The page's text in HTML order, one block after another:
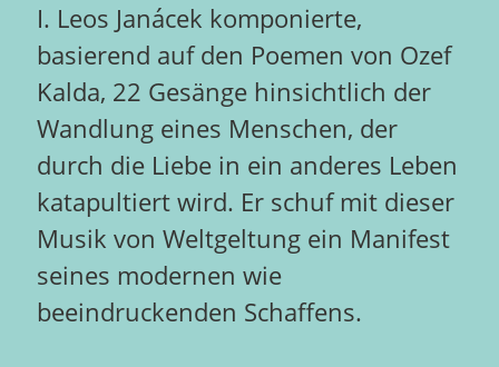
I. Leos Janácek komponierte,
basierend auf den Poemen von Ozef
Kalda, 22 Gesänge hinsichtlich der
Wandlung eines Menschen, der
durch die Liebe in ein anderes Leben
katapultiert wird. Er schuf mit dieser
Musik von Weltgeltung ein Manifest
seines modernen wie
beeindruckenden Schaffens.